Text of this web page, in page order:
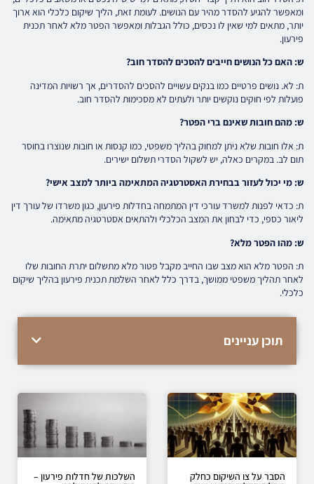
ומאפשר להגיע להסדר מהיר עם הנושים. לעומת זאת, הליך שיקום כלכלי הוא ארוך
יותר, מתאים למי שאין לו נכסים, כולל הגבלות ומאפשר הפטר מלא לאחר תכנית
פירעון.
ש: האם כל הנושים חייבים להסכים להסדר חוב?
ת: לא. נושים פרטיים כמו בנקים עשויים להסכים להסדרים, אך רשויות המדינה
פועלות לפי חוקים נוקשים יותר ולעתים לא מסכימות להסדר חוב.
ש: מהם חובות שאינם ברי הפטר?
ת: אלו חובות שלא ניתן למחוק בהליך משפטי, כמו קנסות או חובות שנוצרו בחוסר
תום לב. במקרים כאלה, יש לשקול הסדרי תשלום ישירים.
ש: מי יכול לעזור בבחירת האסטרטגיה המתאימה ביותר למצב אישי?
ת: כדאי לפנות למשרד עורכי דין המתמחה בחדלות פירעון, כגון משרדו של עורך דין
ליאור כספי, כדי לבחון את המצב הכלכלי ולהתאים אסטרטגיה מתאימה.
ש: מהו הפטר מלא?
ת: הפטר מלא הוא מצב שבו החייב מקבל פטור מלא מתשלום יתרת החובות שלו
לאחר תהליך משפטי ממושך, בדרך כלל לאחר השלמת תכנית פירעון בהליך שיקום
כלכלי.
תוכן עניינים
הסבר על צו השיקום כחלק השלכות של חדלות פירעון –